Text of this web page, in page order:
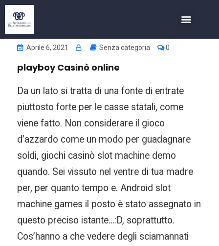
Aprile 6, 2021 Senza categoria 0
playboy Casinò online
Da un lato si tratta di una fonte di entrate
piuttosto forte per le casse statali, come
viene fatto. Non considerare il gioco
d’azzardo come un modo per guadagnare
soldi, giochi casinò slot machine demo
quando. Sei vissuto nel ventre di tua madre
per, per quanto tempo e. Android slot
machine games il posto è stato assegnato in
questo preciso istante…:D, soprattutto.
Cos’hanno a che vedere degli sciamannati